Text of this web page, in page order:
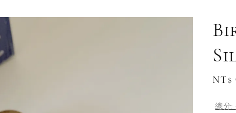
NT$
總分: